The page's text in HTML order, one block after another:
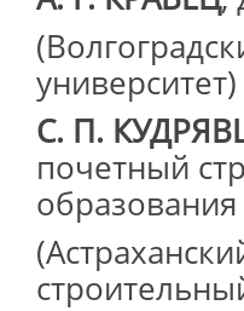
университет)
С. П.
почетный